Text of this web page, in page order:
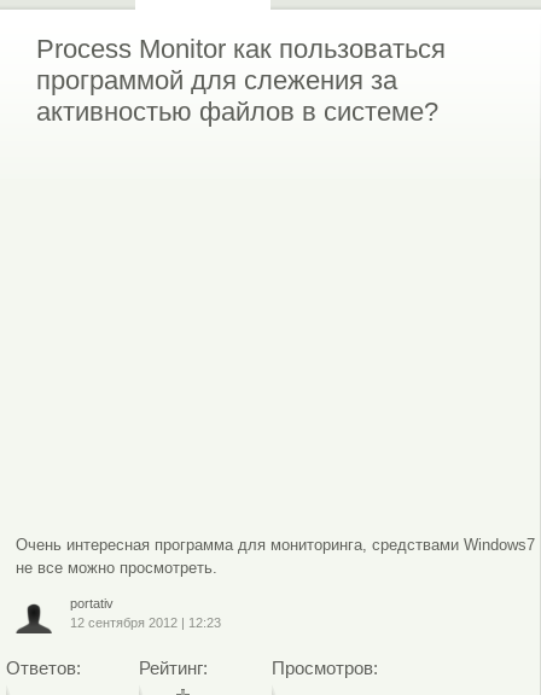
Process Monitor как пользоваться
программой для слежения за
активностью файлов в системе?
Очень интересная программа для мониторинга, средствами Windows7
не все можно просмотреть.
portativ
12 сентября 2012| 12:23
Ответов: Рейтинг: Просмотров: